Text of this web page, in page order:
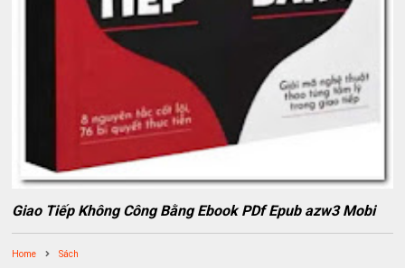
Giao Tiếp Không Công Bằng Ebook PDf Epub azw3 Mobi
Home Sách